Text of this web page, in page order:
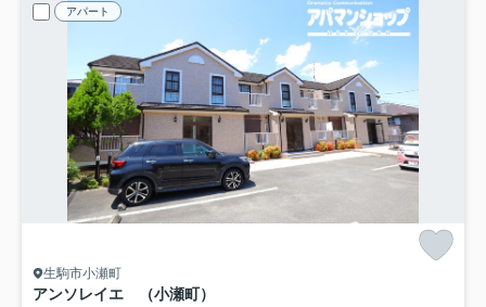
アパート
生駒市小瀬町
アンソレイエ （小瀬町）